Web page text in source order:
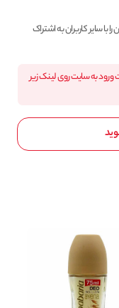
با سایر کاربران به اشتراک
ورود به سایت روی لینک زیر